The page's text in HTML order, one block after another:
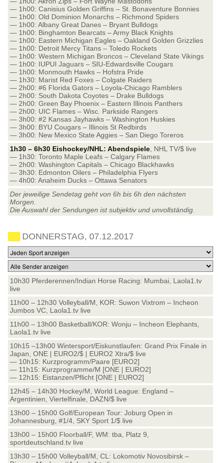
— 1h00: Canisius Golden Griffins – St. Bonaventure Bonnies
— 1h00: Old Dominion Monarchs – Richmond Spiders
— 1h00: Albany Great Danes – Bryant Bulldogs
— 1h00: Binghamton Bearcats – Army Black Knights
— 1h00: Eastern Michigan Eagles – Oakland Golden Grizzlies
— 1h00: Detroit Mercy Titans – Toledo Rockets
— 1h00: Western Michigan Broncos – Cleveland State Vikings
— 1h00: IUPUI Jaguars – SIU-Edwardsville Cougars
— 1h00: Monmouth Hawks – Hofstra Pride
— 1h30: Marist Red Foxes – Colgate Raiders
— 2h00: #6 Florida Gators – Loyola-Chicago Ramblers
— 2h00: South Dakota Coyotes – Drake Bulldogs
— 2h00: Green Bay Phoenix – Eastern Illinois Panthers
— 2h00: UIC Flames – Wisc. Parkside Rangers
— 3h00: #2 Kansas Jayhawks – Washington Huskies
— 3h00: BYU Cougars – Illinois St Redbirds
— 3h00: New Mexico State Aggies – San Diego Toreros
1h30 – 6h30 Eishockey/NHL: Abendspiele , NHL TV/$ live
— 1h30: Toronto Maple Leafs – Calgary Flames
— 2h00: Washington Capitals – Chicago Blackhawks
— 3h30: Edmonton Oilers – Philadelphia Flyers
— 4h00: Anaheim Ducks – Ottawa Senators
Der jeweilige Sendetag geht von 6h bis 6h den nächsten
Morgen.
Die Auswahl der Sendungen ist subjektiv und unvollständig.
DONNERSTAG, 07.12.2017
10h30 Pferderennen/Indian Horse Racing: Mumbai, Laola1.tv
live
11h00 – 12h30 Volleyball/M, KOR: Suwon Vixtrom – Incheon
Jumbos VC, Laola1.tv live
11h00 – 13h00 Basketball/KOR: Wonju – Incheon Elephants,
Laola1.tv live
10h15 –13h00 Wintersport/Eiskunstlaufen: Grand Prix Finale in
Japan, ONE | EURO2/$ | EURO2 Xtra/$ live
— 10h15: Kurzprogramm/Paare [EURO2]
— 11h15: Kurzprogramme/M [ONE | EURO2]
— 12h15: Eistanzen/Pflicht [ONE | EURO2]
12h45 – 14h30 Hockey/M, World League: England –
Argentinien, Viertelfinale, DAZN/$ live
13h00 – 15h00 Golf/European Tour: Joburg Open in
Johannesburg, #1/4, SKY Sport 1/$ live
13h00 – 15h00 Floorball/F, WM: tba, Platz 9,
sportdeutschland.tv live
13h30 – 15h00 Volleyball/M, CL: Lokomotiv Novosibirsk –